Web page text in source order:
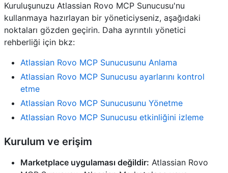
Kuruluşunuzu Atlassian Rovo MCP Sunucusu'nu
kullanmaya hazırlayan bir yöneticiyseniz, aşağıdaki
noktaları gözden geçirin. Daha ayrıntılı yönetici
rehberliği için bkz:
Atlassian Rovo MCP Sunucusunu Anlama
Atlassian Rovo MCP Sunucusu ayarlarını kontrol
etme
Atlassian Rovo MCP Sunucusunu Yönetme
Atlassian Rovo MCP Sunucusu etkinliğini izleme
Kurulum ve erişim
Marketplace uygulaması değildir: Atlassian Rovo